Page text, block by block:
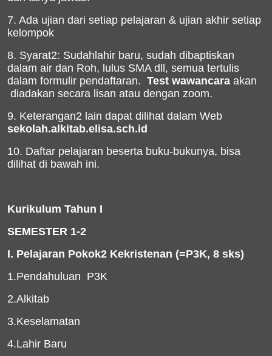
7. Ada ujian dari setiap pelajaran & ujian akhir setiap
kelompok
8. Syarat2: Sudahlahir baru, sudah dibaptiskan
dalam air dan Roh, lulus SMA dll, semua tertulis
dalam formulir pendaftaran. Test wawancara akan
diadakan secara lisan atau dengan zoom.
9. Keterangan2 lain dapat dilihat dalam Web
sekolah.alkitab.elisa.sch.id
10. Daftar pelajaran beserta buku-bukunya, bisa
dilihat di bawah ini.
Kurikulum Tahun I
SEMESTER 1-2
I. Pelajaran Pokok2 Kekristenan (=P3K, 8 sks)
1.Pendahuluan P3K
2.Alkitab
3.Keselamatan
4.Lahir Baru